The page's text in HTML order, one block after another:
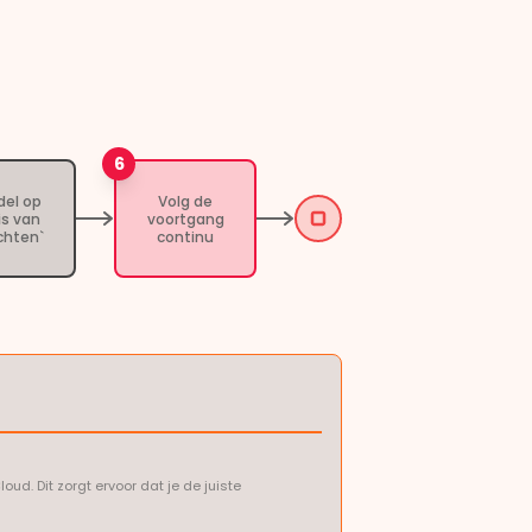
op
van
6
Volg de
voortgang
continu
Dit zorgt ervoor dat je de juiste